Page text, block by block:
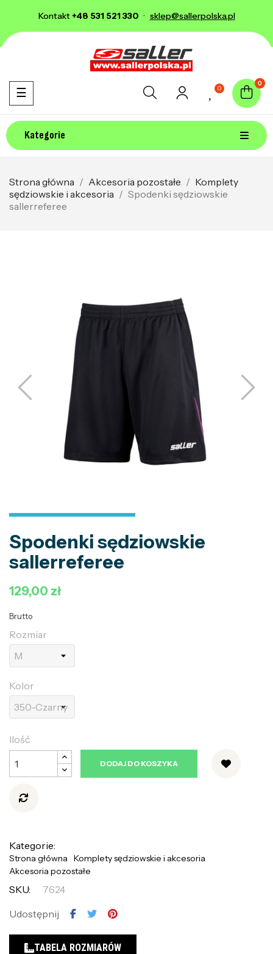
Kontakt+48 531 521 330 · sklep@sallerpolska.pl
0
0
Kategorie
Toggle navigation
☰
Strona główna Akcesoria pozostałe
Komplety
sędziowskie i akcesoria
Spodenki sędziowskie
sallerreferee
Spodenki sędziowskie
sallerreferee
129,00 zł
Brutto
Rozmiar
Kolor
Ilość
DODAJ DO KOSZYKA
Kategorie:
Strona główna
Komplety sędziowskie i akcesoria
Akcesoria pozostałe
SKU:
7624
Udostępnij
TABELA ROZMIARÓW